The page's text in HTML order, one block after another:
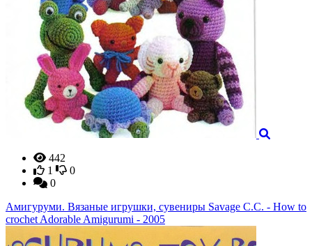
442
1
0
0
Амигуруми. Вязаные игрушки, сувениры Savage C.C. - How to
crochet Adorable Amigurumi - 2005